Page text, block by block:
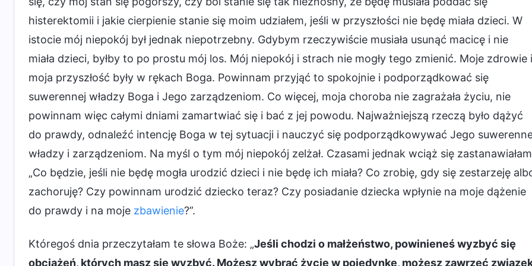
histerektomii i jakie cierpienie stanie się moim udziałem, jeśli w przyszłości nie będę miała dzieci. W
istocie mój niepokój był jednak niepotrzebny. Gdybym rzeczywiście musiała usunąć macicę i nie
miała dzieci, byłby to po prostu mój los. Mój niepokój i strach nie mogły tego zmienić. Moje zdrowie i
moja przyszłość były w rękach Boga. Powinnam przyjąć to spokojnie i podporządkować się
suwerennej władzy Boga i Jego zarządzeniom. Co więcej, moja choroba nie zagrażała życiu, nie
powinnam więc całymi dniami zamartwiać się i bać z jej powodu. Najważniejszą rzeczą było dążyć
do prawdy, odnaleźć intencję Boga w tej sytuacji i nauczyć się podporządkowywać Jego
władzy i zarządzeniom. Na myśl o tym mój niepokój zelżał. Czasami jednak wciąż się
„Co będzie, jeśli nie będę mogła urodzić dzieci i nie będę ich miała? Co zrobię, gdy się zestarzeję
zachoruję? Czy powinnam urodzić dziecko teraz? Czy posiadanie dziecka wpłynie na moje dążenie
do prawdy i na moje zbawienie?”.
Któregoś dnia przeczytałam te słowa Boże: „Jeśli chodzi o małżeństwo, powinieneś wyzbyć się
obciążeń, których masz się wyzbyć. Możesz wybrać życie w pojedynkę, możesz zawrzeć